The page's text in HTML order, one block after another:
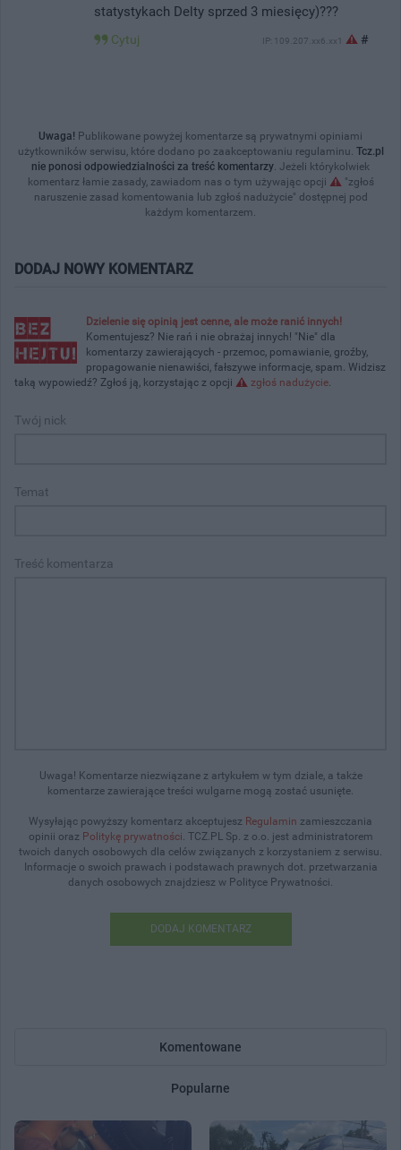
statystykach Delty sprzed 3 miesięcy)???
Cytuj IP: 109.207.xx6.xx1 #
Uwaga! Publikowane powyżej komentarze są prywatnymi opiniami
użytkowników serwisu, które dodano po zaakceptowaniu regulaminu. Tcz.pl
nie ponosi odpowiedzialności za treść komentarzy. Jeżeli którykolwiek
komentarz łamie zasady, zawiadom nas o tym używając opcji
"zgłoś
naruszenie zasad komentowania lub zgłoś nadużycie" dostępnej pod
każdym komentarzem.
DODAJ NOWY KOMENTARZ
Dzielenie się opinią jest cenne, ale może ranić innych!
Komentujesz? Nie rań i nie obrażaj innych! "Nie" dla
komentarzy zawierających - przemoc, pomawianie, groźby,
propagowanie nienawiści, fałszywe informacje, spam. Widzisz
taką wypowiedź? Zgłoś ją, korzystając z opcji
zgłoś nadużycie.
Twój nick
Temat
Treść komentarza
Uwaga! Komentarze niezwiązane z artykułem w tym dziale, a także
komentarze zawierające treści wulgarne mogą zostać usunięte.
Wysyłając powyższy komentarz akceptujesz Regulamin zamieszczania
opinii oraz Politykę prywatności. TCZ.PL Sp. z o.o. jest administratorem
twoich danych osobowych dla celów związanych z korzystaniem z serwisu.
Informacje o swoich prawach i podstawach prawnych dot. przetwarzania
danych osobowych znajdziesz w Polityce Prywatności.
DODAJ KOMENTARZ
Komentowane
Popularne